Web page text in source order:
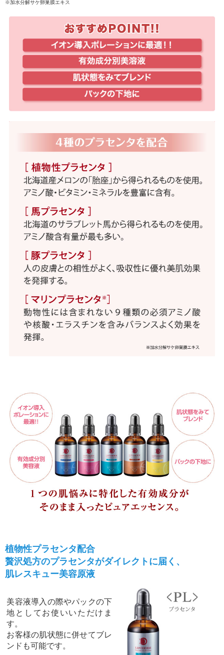
※加水分解サケ卵巣膜エキス
植物性プラセンタ配合
贅沢処方のプラセンタがダイレクトに届く、
肌レスキュー美容原液
美容液導入の際やパックの下
地としてお使いいただけま
す。
お客様の肌状態に併せてブレ
ンドも可能です。